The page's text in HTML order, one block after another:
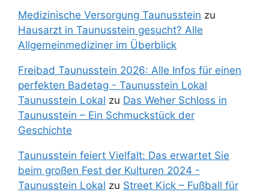
Medizinische Versorgung Taunusstein zu
Hausarzt in Taunusstein gesucht? Alle
Allgemeinmediziner im Überblick
Freibad Taunusstein 2026: Alle Infos für einen
perfekten Badetag - Taunusstein Lokal
Taunusstein Lokal zu Das Weher Schloss in
Taunusstein – Ein Schmuckstück der
Geschichte
Taunusstein feiert Vielfalt: Das erwartet Sie
beim großen Fest der Kulturen 2024 -
Taunusstein Lokal zu Street Kick – Fußball für